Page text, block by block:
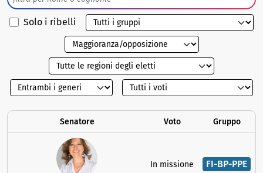
Solo i ribelli
Senatore Voto Gruppo
In missione FI-BP-PPE